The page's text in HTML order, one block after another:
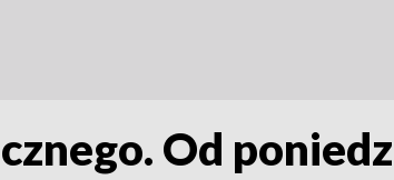
Od